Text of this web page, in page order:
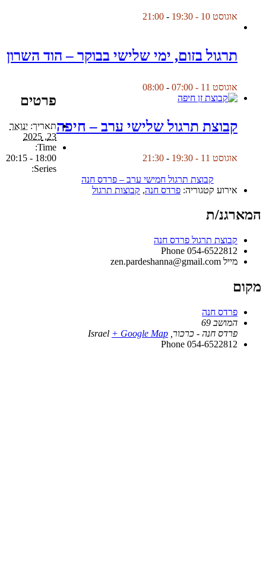
אוגוסט 10 - 19:30 -
21:00
תרגול בזום, ימי שלישי בבוקר – הוד השרון
אוגוסט 11 - 07:00 -
08:00
קבוצת תרגול שלישי ערב – חיפה
אוגוסט 11 - 19:30 -
21:30
פרטים
תאריך: ינואר
23, 2025
Time:
18:00 - 20:15
Series:
קבוצת תרגול חמישי ערב – פרדס חנה
אירוע קטגוריה: פרדס חנה, קבוצות תרגול
המארגנ/ת
קבוצת תרגול פרדס חנה
Phone 054-6522812
מייל zen.pardeshanna@gmail.com
מקום
פרדס חנה
המושב 69
פרדס חנה - כרכור
Israel + Google Map
Phone 054-6522812